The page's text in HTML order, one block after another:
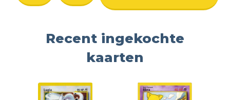
Recent ingekochte
kaarten